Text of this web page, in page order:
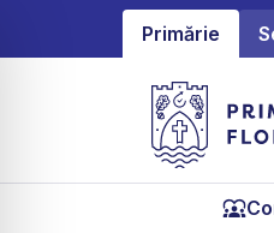
Primărie